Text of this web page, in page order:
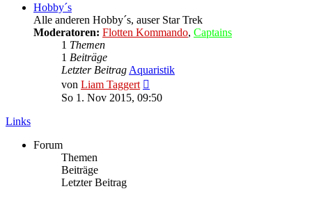
Hobby´s
Alle anderen Hobby´s, auser Star Trek
Moderatoren: Flotten Kommando, Captains
1 Themen
1 Beiträge
Letzter Beitrag Aquaristik
von Liam Taggert
Beitrag
So 1. Nov 2015, 09:50
Links
Forum
Themen
Beiträge
Letzter Beitrag